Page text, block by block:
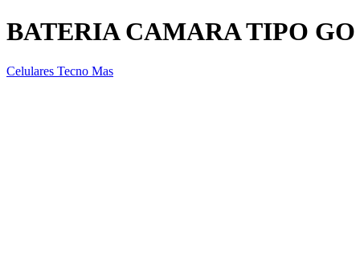
BATERIA CAMARA TIPO GO
Celulares Tecno Mas